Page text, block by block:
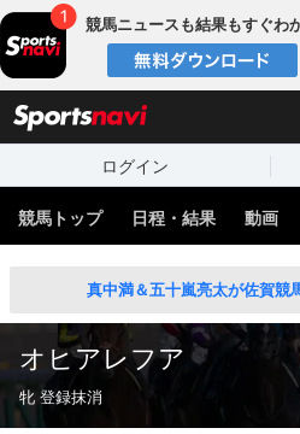
競馬ニュースも結果もすぐわ
ログイン
競馬トップ 日程・結果 動画
真中満＆五十嵐亮太が佐賀競
オヒアレフア
牝 登録抹消